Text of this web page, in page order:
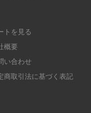
トを見る
概要
い合わせ
商取引法に基づく表記